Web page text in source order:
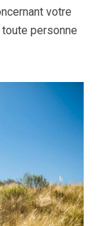
votre
personne